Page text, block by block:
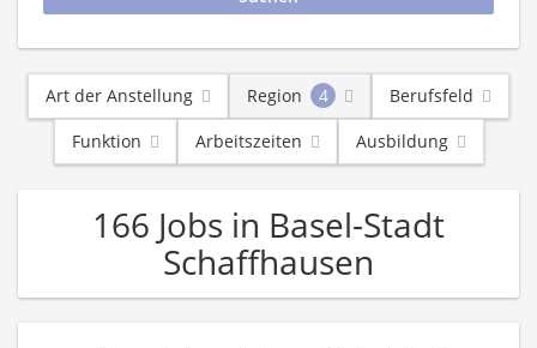
Art der Anstellung Region 4
Berufsfeld
Funktion
Arbeitszeiten Ausbildung
166 Jobs in Basel-Stadt
Schaffhausen